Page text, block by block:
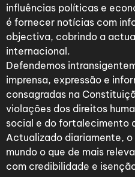
influências políticas e
é fornecer notícias com
objectiva, cobrindo a
internacional.
Defendemos
imprensa, expressão e
consagradas na
violações dos direitos
social e do fortalecimento
Actualizado diariamente, o
mundo o que de mais
com credibilidade e